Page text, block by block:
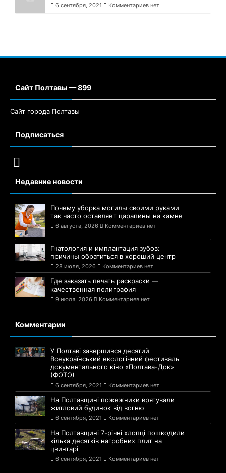
6 сентября, 2021 Комментариев нет
Сайт Полтавы — 899
Сайт города Полтавы
Подписаться
Недавние новости
Почему уборка могилы своими руками
так часто оставляет царапины на камне
6 августа, 2026 Комментариев нет
Гнатология и имплантация зубов:
причины обратиться в хороший центр
28 июля, 2026 Комментариев нет
Где заказать печать раскраски —
качественная полиграфия
9 июля, 2026 Комментариев нет
Комментарии
У Полтаві завершився десятий
Всеукраїнський екологічний фестиваль
документального кіно «Полтава-Док»
(ФОТО)
6 сентября, 2021 Комментариев нет
На Полтавщині пожежники врятували
житловий будинок від вогню
6 сентября, 2021 Комментариев нет
На Полтавщині 7-річні хлопці пошкодили
кілька десятків нагробних плит на
цвинтарі
6 сентября, 2021 Комментариев нет